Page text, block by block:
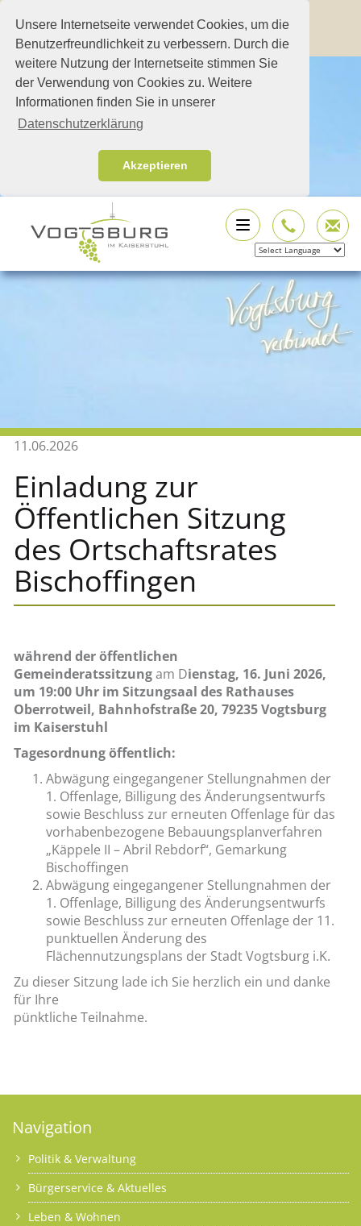
Unsere Internetseite verwendet Cookies, um die
Benutzerfreundlichkeit zu verbessern. Durch die
weitere Nutzung der Internetseite stimmen Sie
der Verwendung von Cookies zu. Weitere
Informationen finden Sie in unserer
Datenschutzerklärung
Akzeptieren
11.06.2026
Einladung zur
Öffentlichen Sitzung
des Ortschaftsrates
Bischoffingen
während der öffentlichen
Gemeinderatssitzungam Dienstag, 16. Juni 2026,
um 19:00 Uhr im Sitzungsaal des Rathauses
Oberrotweil, Bahnhofstraße 20, 79235 Vogtsburg
im Kaiserstuhl
Tagesordnung öffentlich:
Abwägung eingegangener Stellungnahmen der
1. Offenlage, Billigung des Änderungsentwurfs
sowie Beschluss zur erneuten Offenlage für das
vorhabenbezogene Bebauungsplanverfahren
„Käppele II – Abril Rebdorf“, Gemarkung
Bischoffingen
Abwägung eingegangener Stellungnahmen der
1. Offenlage, Billigung des Änderungsentwurfs
sowie Beschluss zur erneuten Offenlage der 11.
punktuellen Änderung des
Flächennutzungsplans der Stadt Vogtsburg i.K.
Zu dieser Sitzung lade ich Sie herzlich ein und danke
für Ihre
pünktliche Teilnahme.
Navigation
Politik & Verwaltung
Bürgerservice & Aktuelles
Leben & Wohnen